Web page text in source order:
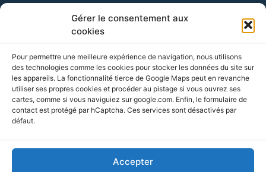
Gérer le consentement aux
cookies
Pour permettre une meilleure expérience de navigation, nous utilisons
des technologies comme les cookies pour stocker les données du site sur
les appareils. La fonctionnalité tierce de Google Maps peut en revanche
utiliser ses propres cookies et procéder au pistage si vous ouvrez ses
cartes, comme si vous naviguiez sur google.com. Enfin, le formulaire de
contact est protégé par hCaptcha. Ces services sont désactivés par
défaut.
Accepter
“Boutique Logement”
sociaux,ateliers
RSA
Plateforme ADLH(Montpellier) ;Permanence
Caf(Lodève)
tous droits réservés.